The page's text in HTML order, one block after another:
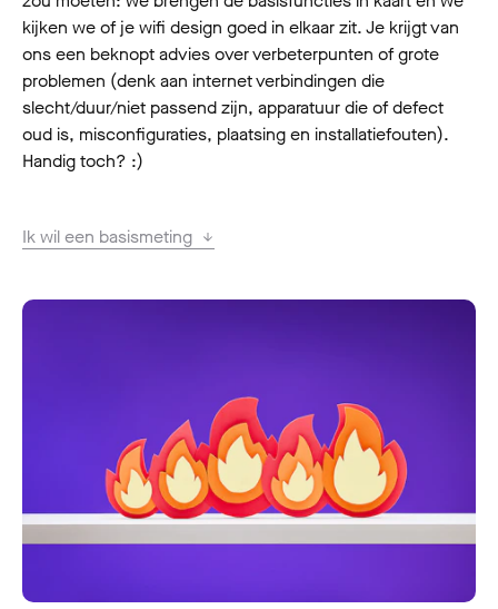
kijken we of je wifi design goed in elkaar zit. Je krijgt van
ons een beknopt advies over verbeterpunten of grote
problemen (denk aan internet verbindingen die
slecht/duur/niet passend zijn, apparatuur die of defect
oud is, misconfiguraties, plaatsing en installatiefouten).
Handig toch? :)
Ik wil een basismeting